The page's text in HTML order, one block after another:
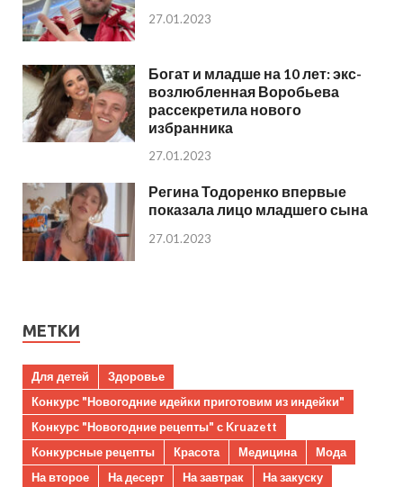
27.01.2023
Богат и младше на 10 лет: экс-
возлюбленная Воробьева
рассекретила нового
избранника
27.01.2023
Регина Тодоренко впервые
показала лицо младшего сына
27.01.2023
МЕТКИ
Для детей
Здоровье
Конкурс "Новогодние идейки приготовим из индейки"
Конкурс "Новогодние рецепты" с Kruazett
Конкурсные рецепты
Красота Медицина
Мода
На второе
На десерт На завтрак
На закуску